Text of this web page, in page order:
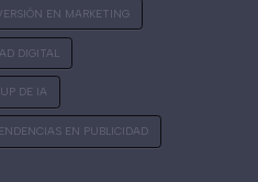
EN MARKETING
DIGITAL
DE IA
EN PUBLICIDAD